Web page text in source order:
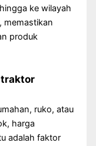
ke wilayah
memastikan
produk
ruko, atau
harga
adalah faktor